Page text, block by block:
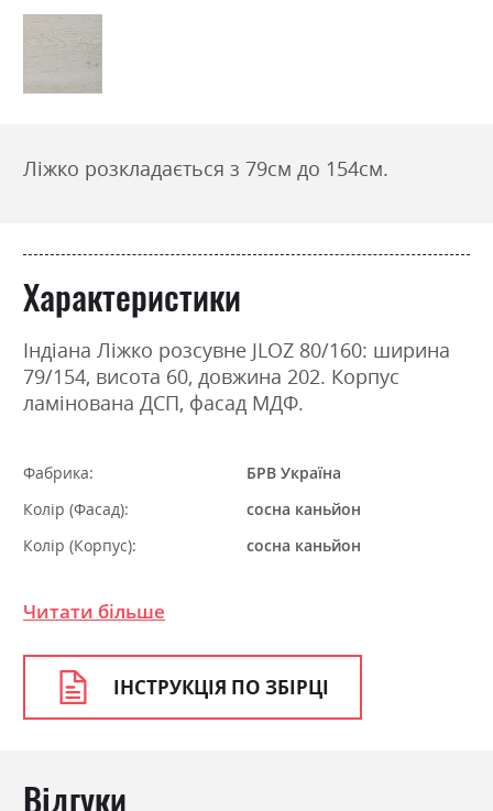
Ліжко розкладається з 79см до 154см.
Характеристики
Індіана Ліжко розсувне JLOZ 80/160: ширина
79/154, висота 60, довжина 202. Корпус
ламінована ДСП, фасад МДФ.
Фабрика:
БРВ Україна
Колір (Фасад):
сосна каньйон
Колір (Корпус):
сосна каньйон
Стиль
Матеріал
ламінована ДСП з МДФ
Розкладний
Спальне місце
Читати більше
ІНСТРУКЦІЯ ПО ЗБІРЦІ
Відгуки